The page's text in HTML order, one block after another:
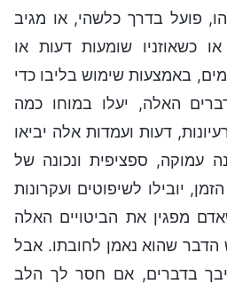
פועל בדרך כלשהי, או מגיב
כשאוזניו שומעות דעות או
באמצעות שימוש בליבו כדי
האלה, יעלו במוחו כמה
דעות ועמדות אלה יביאו
עמוקה, ספציפית ונכונה של
יובילו לשיפוטים ועקרונות
מפגין את הביטויים האלה
הדבר שהוא נאמן לחובתו. אבל
בדברים, אם חסר לך הלב